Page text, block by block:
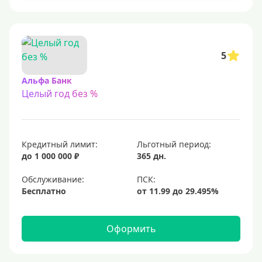
С 23 лет
Льготный период (без процентов)
С льготным периодом
50 дней
55 дней
На 90 дней
100 дней
110 дней
5
Альфа Банк
Целый год без %
Кредитный лимит:
до 1 000 000 ₽
Льготный период:
365 дн.
Обслуживание:
Бесплатно
Оформить